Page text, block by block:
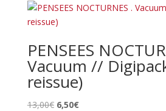
PENSEES
Vacuum //
reissue)
13,00€ Le
6,50€Le